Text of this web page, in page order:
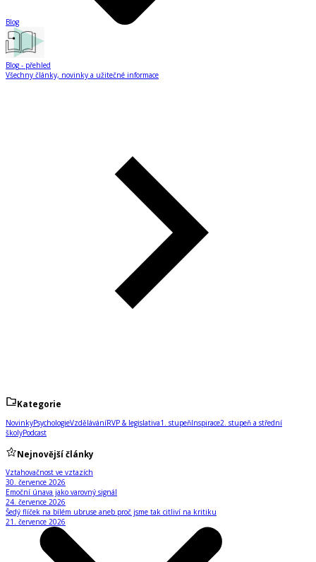
Blog
Blog - přehled
Všechny články, novinky a užitečné informace
Kategorie
NovinkyPsychologieVzděláváníRVP & legislativa1. stupeňInspirace2. stupeň a střední
školyPodcast
Nejnovější články
Vztahovačnost ve vztazích
30. července 2026
Emoční únava jako varovný signál
24. července 2026
Šedý flíček na bílém ubruse aneb proč jsme tak citliví na kritiku
21. července 2026